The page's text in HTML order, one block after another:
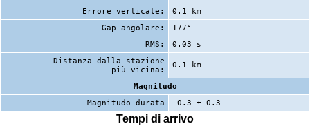
Errore verticale:
0.1 km
Gap angolare:
177°
RMS:
0.03 s
Distanza dalla stazione
più vicina:
0.1 km
Magnitudo
Magnitudo durata
-0.3 ± 0.3
Tempi di arrivo